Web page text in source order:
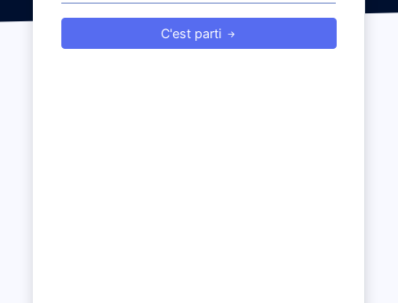
C'est parti